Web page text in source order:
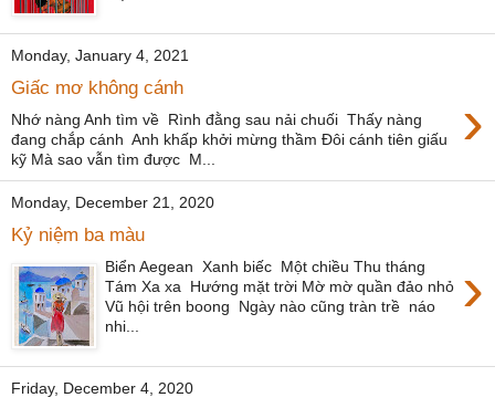
Monday, January 4, 2021
Giấc mơ không cánh ›
Nhớ nàng Anh tìm về Rình đằng sau nải chuối Thấy nàng
đang chắp cánh Anh khấp khởi mừng thầm Đôi cánh tiên giấu
kỹ Mà sao vẫn tìm được M...
Monday, December 21, 2020
Kỷ niệm ba màu
›
Biển Aegean Xanh biếc Một chiều Thu tháng
Tám Xa xa Hướng mặt trời Mờ mờ quần đảo nhỏ
Vũ hội trên boong Ngày nào cũng tràn trề náo
nhi...
Friday, December 4, 2020